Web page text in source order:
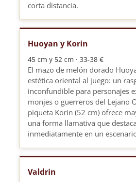
corta distancia.
Huoyan y Korin
45 cm y 52 cm · 33-38 €
El mazo de melón dorado
estética oriental al juego: un
inconfundible para personajes
monjes o guerreros del Lejano
piqueta Korin (52 cm) ofrece
una forma llamativa que destaca
inmediatamente en un
Valdrin